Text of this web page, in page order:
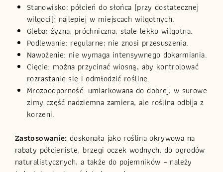
Stanowisko: półcień do słońca (przy dostatecznej
wilgoci); najlepiej w miejscach wilgotnych.
Gleba: żyzna, próchniczna, stale lekko wilgotna.
Podlewanie: regularne; nie znosi przesuszenia.
Nawożenie: nie wymaga intensywnego dokarmiania.
Cięcie: można przycinać wiosną, aby kontrolować
rozrastanie się i odmłodzić roślinę.
Mrozoodporność: umiarkowana do dobrej; w surowe
zimy część nadziemna zamiera, ale roślina odbija z
korzeni.
Zastosowanie: doskonała jako roślina okrywowa na
rabaty półcieniste, brzegi oczek wodnych, do ogrodów
naturalistycznych, a także do pojemników – należy